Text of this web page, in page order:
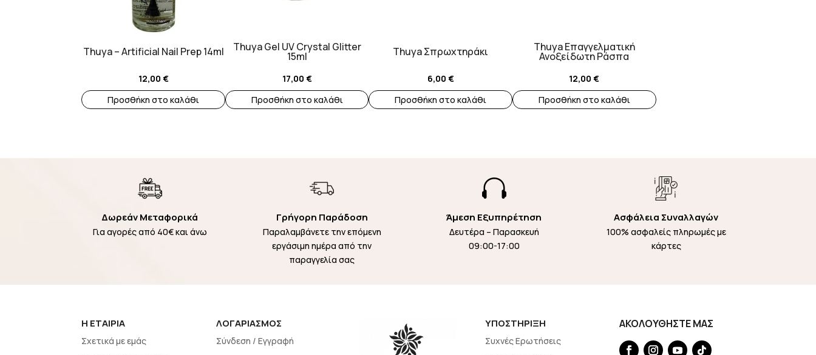
Thuya – Artificial Nail Prep 14ml
12,00 €
Προσθήκη στο καλάθι
Thuya Gel UV Crystal Glitter
15ml
17,00 €
Προσθήκη στο καλάθι
Thuya Σπρωχτηράκι
6,00 €
Προσθήκη στο καλάθι
Thuya Επαγγελματική
Ανοξείδωτη Ράσπα
12,00€
Προσθήκη στο καλάθι
Δωρεάν Μεταφορικά
Για αγορές από 40€ και άνω
Γρήγορη Παράδοση
Παραλαμβάνετε την επόμενη
εργάσιμη ημέρα από την
παραγγελία σας

Άμεση Εξυπηρέτηση
Δευτέρα – Παρασκευή
09:00-17:00
Ασφάλεια Συναλλαγών
100% ασφαλείς πληρωμές με
κάρτες
H EΤΑΙΡΙΑ
Σχετικά με εμάς
ΛΟΓΑΡΙΑΣΜΟΣ
Σύνδεση / Εγγραφή
ΥΠΟΣΤΗΡΙΞΗ
Συχνές Ερωτήσεις
ΑΚΟΛΟΥΘΗΣΤΕ ΜΑΣ